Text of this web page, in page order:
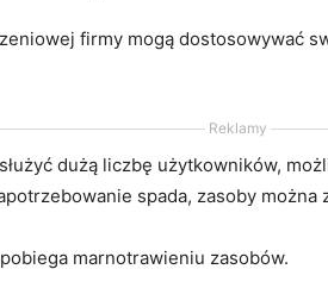
firmy mogą dostosowywać
Reklamy
dużą liczbę użytkowników,
spada, zasoby można
marnotrawieniu zasobów.